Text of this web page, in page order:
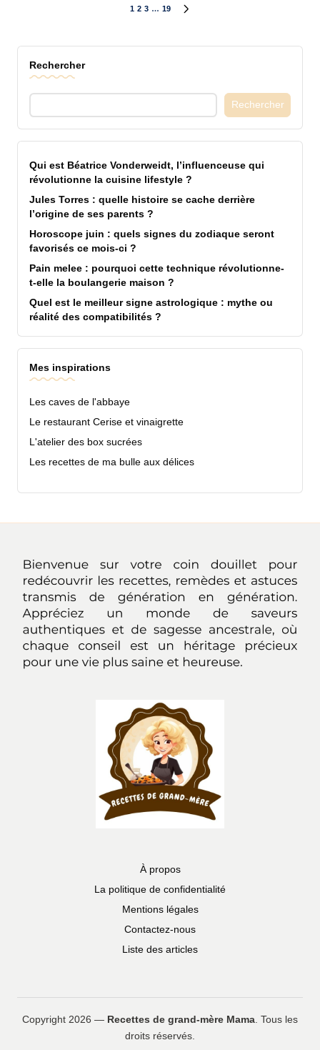
des
publications
1 2 3 … 19
Rechercher
Rechercher
Qui est Béatrice Vonderweidt, l’influenceuse qui
révolutionne la cuisine lifestyle ?
Jules Torres : quelle histoire se cache derrière
l’origine de ses parents ?
Horoscope juin : quels signes du zodiaque seront
favorisés ce mois-ci ?
Pain melee : pourquoi cette technique révolutionne-
t-elle la boulangerie maison ?
Quel est le meilleur signe astrologique : mythe ou
réalité des compatibilités ?
Mes inspirations
Les caves de l'abbaye
Le restaurant Cerise et vinaigrette
L'atelier des box sucrées
Les recettes de ma bulle aux délices
À propos
La politique de confidentialité
Mentions légales
Contactez-nous
Liste des articles
Copyright 2026 — Recettes de grand-mère Mama. Tous les
droits réservés.